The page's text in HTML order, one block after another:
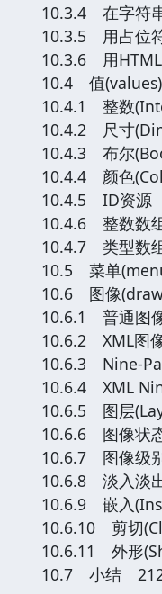
10.3.4 在字符
10.3.5 用占位
10.3.6 用
10.4 值
10.4.1 整数
10.4.2 尺寸
10.4.3 布尔
10.4.4 颜色
10.4.5 ID资
10.4.6 整数数
10.4.7 类型数
10.5 菜单
10.6 图像
10.6.1 普通图
10.6.2 XML图
10.6.3 Nine-
10.6.4 XML
10.6.5 图层
10.6.6 图像状
10.6.7 图像级
10.6.8 淡入淡
10.6.9 嵌入
10.6.10 剪切
10.6.11 外形
10.7 小结